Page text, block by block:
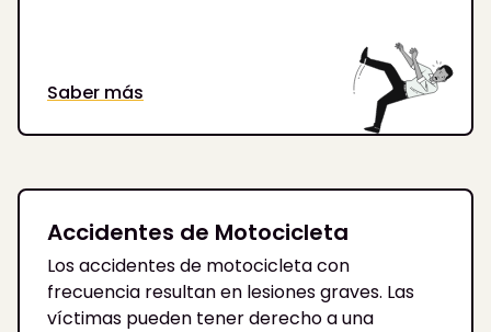
Saber más
Accidentes de Motocicleta
Los accidentes de motocicleta con
frecuencia resultan en lesiones graves. Las
víctimas pueden tener derecho a una